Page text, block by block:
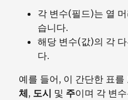
각 변수(필드)는 열
습니다.
해당 변수(값)의 각
다.
예를 들어, 이 간단한 표
체, 도시 및 주이며 각 변